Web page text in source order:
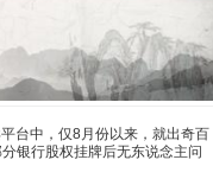
台中，仅8月份以来，就出奇百
银行股权挂牌后无东说念主问